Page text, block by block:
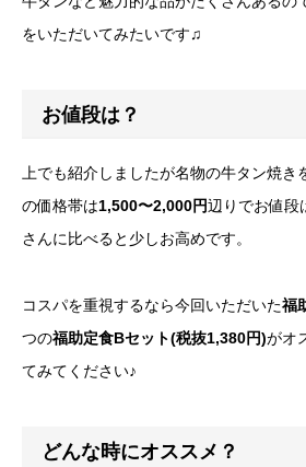
をいただいてみたいです♫
お値段は？
上でも紹介しましたが名物の牛タン焼
の価格帯は1,500〜2,000円辺りでお値段
さんに比べると少しお高めです。
コスパを重視するなら今回いただいた福
つの福助定食Bセット(税抜1,380円)がオ
てみてください♪
どんな時にオススメ？